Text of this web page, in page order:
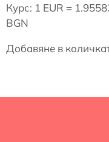
Курс: 1 EUR =
BGN
Добавяне в